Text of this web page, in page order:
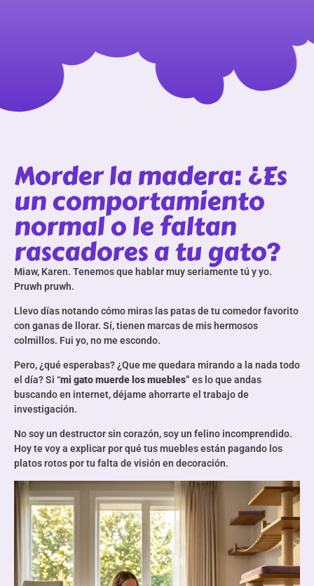
Morder la madera: ¿Es
un comportamiento
normal o le faltan
rascadores a tu gato?
Miaw, Karen. Tenemos que hablar muy seriamente tú y yo.
Pruwh pruwh.
Llevo días notando cómo miras las patas de tu comedor favorito
con ganas de llorar. Sí, tienen marcas de mis hermosos
colmillos. Fui yo, no me escondo.
Pero, ¿qué esperabas? ¿Que me quedara mirando a la nada todo
el día? Si “mi gato muerde los muebles” es lo que andas
buscando en internet, déjame ahorrarte el trabajo de
investigación.
No soy un destructor sin corazón, soy un felino incomprendido.
Hoy te voy a explicar por qué tus muebles están pagando los
platos rotos por tu falta de visión en decoración.